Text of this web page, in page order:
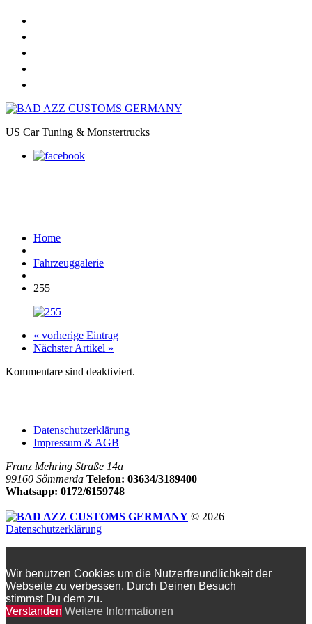
US Car Tuning & Monstertrucks
Home
Fahrzeuggalerie
255
« vorherige Eintrag
Nächster Artikel »
Kommentare sind deaktiviert.
Datenschutzerklärung
Impressum & AGB
Franz Mehring Straße 14a
99160 Sömmerda Telefon: 03634/3189400
Whatsapp: 0172/6159748
© 2026 |
Datenschutzerklärung
Wir benutzen Cookies um die Nutzerfreundlichkeit der
Webseite zu verbessen. Durch Deinen Besuch
stimmst Du dem zu.
Verstanden Weitere Informationen